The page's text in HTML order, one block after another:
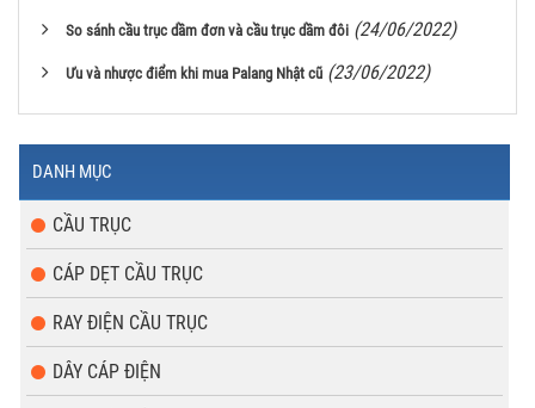
So sánh cầu trục dầm đơn và cầu trục dầm đôi (24/06/2022)
Ưu và nhược điểm khi mua Palang Nhật cũ (23/06/2022)
DANH MỤC
CẦU TRỤC
CÁP DẸT CẦU TRỤC
RAY ĐIỆN CẦU TRỤC
DÂY CÁP ĐIỆN